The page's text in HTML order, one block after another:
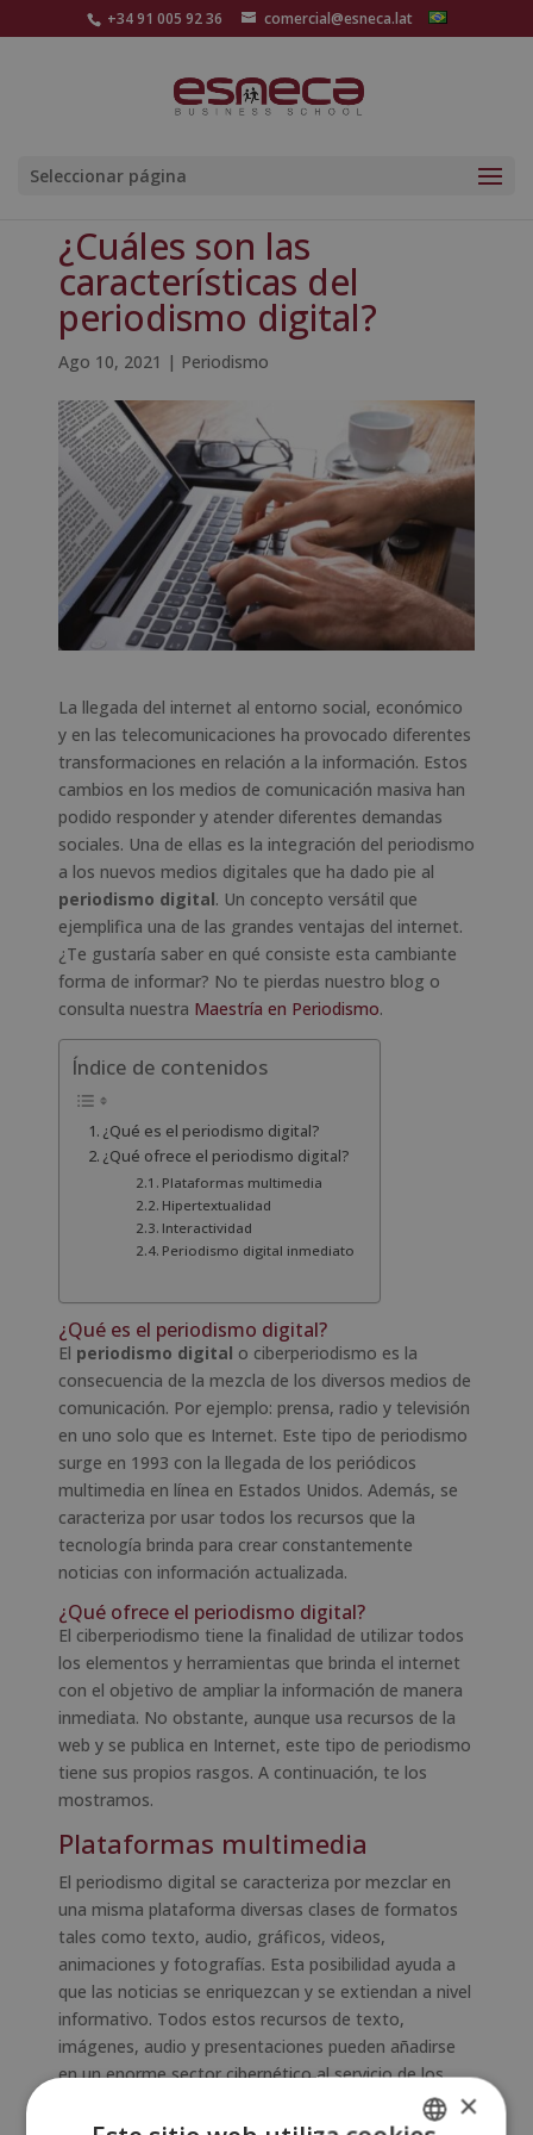
+34 91 005 92 36 comercial@esneca.lat
Seleccionar página
¿Cuáles son las
características del
periodismo digital?
Ago 10, 2021 | Periodismo
La llegada del internet al entorno social, económico
y en las telecomunicaciones ha provocado diferentes
transformaciones en relación a la información. Estos
cambios en los medios de comunicación masiva han
podido responder y atender diferentes demandas
sociales. Una de ellas es la integración del periodismo
a los nuevos medios digitales que ha dado pie al
periodismo digital. Un concepto versátil que
ejemplifica una de las grandes ventajas del internet.
¿Te gustaría saber en qué consiste esta cambiante
forma de informar? No te pierdas nuestro blog o
consulta nuestra Maestría en Periodismo.
Índice de contenidos
¿Qué es el periodismo digital?
¿Qué ofrece el periodismo digital?
Plataformas multimedia
Hipertextualidad
Interactividad
Periodismo digital inmediato
¿Qué es el periodismo digital?
El periodismo digital o ciberperiodismo es la
consecuencia de la mezcla de los diversos medios de
comunicación. Por ejemplo: prensa, radio y televisión
en uno solo que es Internet. Este tipo de periodismo
surge en 1993 con la llegada de los periódicos
multimedia en línea en Estados Unidos. Además, se
caracteriza por usar todos los recursos que la
tecnología brinda para crear constantemente
noticias con información actualizada.
¿Qué ofrece el periodismo digital?
El ciberperiodismo tiene la finalidad de utilizar todos
los elementos y herramientas que brinda el internet
con el objetivo de ampliar la información de manera
inmediata. No obstante, aunque usa recursos de la
web y se publica en Internet, este tipo de periodismo
tiene sus propios rasgos. A continuación, te los
mostramos.
Plataformas multimedia
El periodismo digital se caracteriza por mezclar en
una misma plataforma diversas clases de formatos
tales como texto, audio, gráficos, videos,
animaciones y fotografías. Esta posibilidad ayuda a
que las noticias se enriquezcan y se extiendan a nivel
informativo. Todos estos recursos de texto,
imágenes, audio y presentaciones pueden añadirse
en un enorme sector cibernético al servicio de los
×